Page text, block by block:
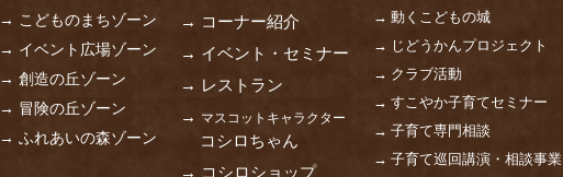
→ こどものまちゾーン
→ イベント広場ゾーン
→ 創造の丘ゾーン
→ 冒険の丘ゾーン
→ ふれあいの森ゾーン
→ コーナー紹介
→ イベント・セミナー
→ レストラン
→ マスコットキャラクター
コシロちゃん
→ コシロショップ
→ 動くこどもの城
→ じどうかんプロジェクト
→ クラブ活動
→ すこやか子育てセミナー
→ 子育て専門相談
→ 子育て巡回講演・相談事業